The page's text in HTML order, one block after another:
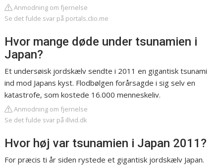
Anmodning om fjernelse
Se det fulde svar på portals.clio.me
Hvor mange døde under tsunamien i
Japan?
Et undersøisk jordskælv sendte i 2011 en gigantisk tsunami
ind mod Japans kyst. Flodbølgen forårsagde i sig selv en
katastrofe, som kostede 16.000 menneskeliv.
Anmodning om fjernelse
Se det fulde svar på illvid.dk
Hvor høj var tsunamien i Japan 2011?
For præcis ti år siden rystede et gigantisk jordskælv Japan.